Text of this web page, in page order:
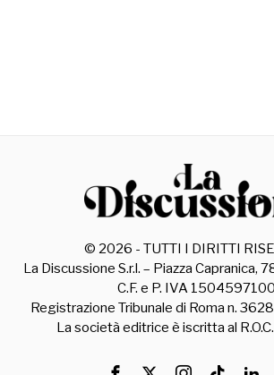
© 2026 - TUTTI I DIRITTI
La Discussione S.r.l. – Piazza Capranica,
C.F. e P. IVA
Registrazione Tribunale di Roma n.
La società editrice è iscritta al